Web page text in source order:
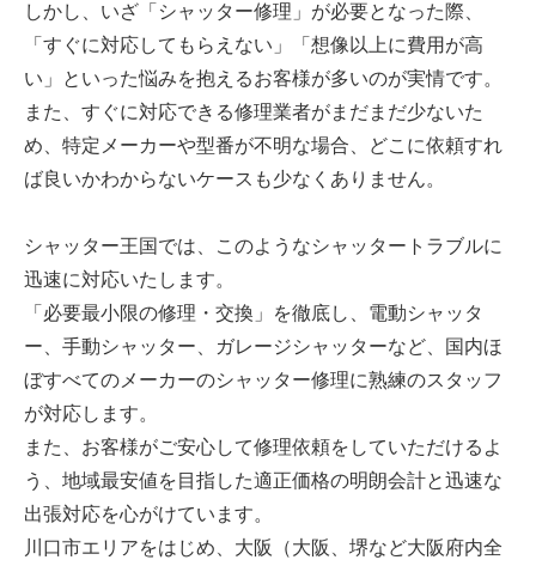
しかし、いざ「シャッター修理」が必要となった際、
「すぐに対応してもらえない」「想像以上に費用が高
い」といった悩みを抱えるお客様が多いのが実情です。
また、すぐに対応できる修理業者がまだまだ少ないた
め、特定メーカーや型番が不明な場合、どこに依頼すれ
ば良いかわからないケースも少なくありません。
シャッター王国では、このようなシャッタートラブルに
迅速に対応いたします。
「必要最小限の修理・交換」を徹底し、電動シャッタ
ー、手動シャッター、ガレージシャッターなど、国内ほ
ぼすべてのメーカーのシャッター修理に熟練のスタッフ
が対応します。
また、お客様がご安心して修理依頼をしていただけるよ
う、地域最安値を目指した適正価格の明朗会計と迅速な
出張対応を心がけています。
川口市エリアをはじめ、大阪（大阪、堺など大阪府内全